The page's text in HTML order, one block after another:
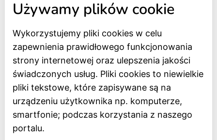
Strona główna
Bilety online
BIP
Oceń Muzeum
Newsletter
Deklaracja dostępności
Używamy plików cookie
Wykorzystujemy pliki cookies w celu
zapewnienia prawidłowego funkcjonowania
strony internetowej oraz ulepszenia jakości
świadczonych usług. Pliki cookies to niewielkie
pliki tekstowe, które zapisywane są na
urządzeniu użytkownika np. komputerze,
smartfonie; podczas korzystania z naszego
portalu.